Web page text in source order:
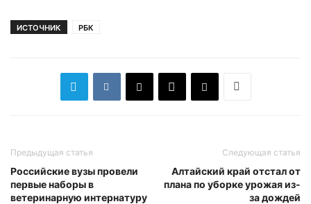
ИСТОЧНИК РБК
Предыдущая статья
Российские вузы провели
первые наборы в
ветеринарную интернатуру
Следующая статья
Алтайский край отстал от
плана по уборке урожая из-
за дождей